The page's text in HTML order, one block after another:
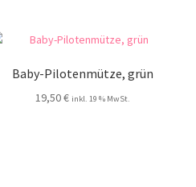
Baby-Pilotenmütze, grün
19,50€ inkl. 19 % MwSt.